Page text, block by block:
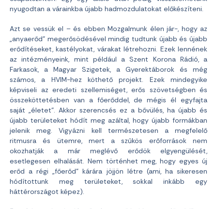
nyugodtan a várainkba újabb hadmozdulatokat előkészíteni.
Azt se vessük el – és ebben Mozgalmunk élen jár-, hogy az
„anyaerőd” megerősödésével mindig tudtunk újabb és újabb
erődítéseket, kastélyokat, várakat létrehozni. Ezek lennének
az intézményeink, mint például a Szent Korona Rádió, a
Farkasok, a Magyar Szigetek, a Gyerektáborok és még
számos, a HVIM-hez köthető projekt. Ezek mindegyike
képviseli az eredeti szellemiséget, erős szövetségben és
összeköttetésben van a főerőddel, de mégis él egyfajta
saját „életet”. Akkor szerencsés ez a bővülés, ha újabb és
újabb területeket hódít meg azáltal, hogy újabb formákban
jelenik meg. Vigyázni kell természetesen a megfelelő
ritmusra és ütemre, mert a szűkös erőforrások nem
okozhatják a már meglévő erődök elgyengülését,
esetlegesen elhalását. Nem történhet meg, hogy egyes új
erőd a régi „főerőd” kárára jöjjön létre (ami, ha sikeresen
hódítottunk meg területeket, sokkal inkább egy
háttérországot képez).